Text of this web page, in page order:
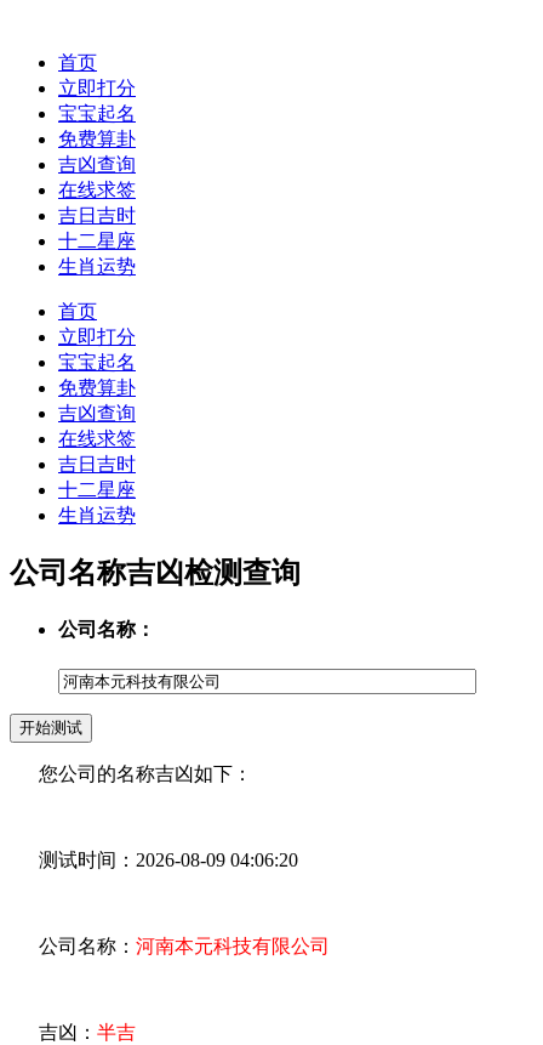
首页
立即打分
宝宝起名
免费算卦
吉凶查询
在线求签
吉日吉时
十二星座
生肖运势
首页
立即打分
宝宝起名
免费算卦
吉凶查询
在线求签
吉日吉时
十二星座
生肖运势
公司名称吉凶检测查询
公司名称：
您公司的名称吉凶如下：
测试时间：2026-08-09 04:06:20
公司名称： 河南本元科技有限公司
吉凶： 半吉